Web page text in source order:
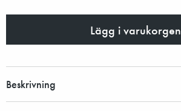
Lägg i varukorgen
Beskrivning